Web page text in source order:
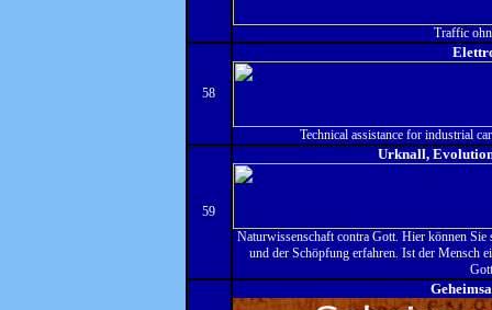
Traffic
58
Technical assistance for industrial
59
Urknall,
Naturwissenschaft contra Gott. Hier können
und der Schöpfung erfahren. Ist der Mensch